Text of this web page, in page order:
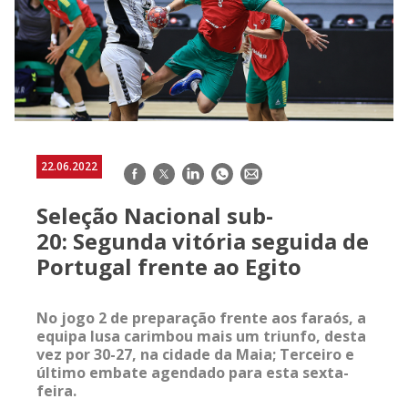
22.06.2022 Facebook
TwitterLinkedInWhatsApp
E-
Seleção Nacional sub-
20: Segunda vitória seguida de
Portugal frente ao Egito
No jogo 2 de preparação frente aos faraós, a
equipa lusa carimbou mais um triunfo, desta
vez por 30-27, na cidade da Maia; Terceiro e
último embate agendado para esta sexta-
feira.